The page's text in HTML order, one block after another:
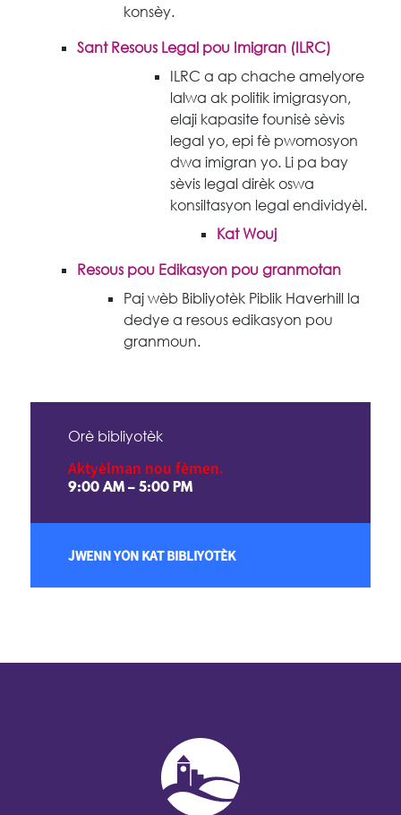
konsèy.
Sant Resous Legal pou Imigran (ILRC)
ILRC a ap chache amelyore
lalwa ak politik imigrasyon,
elaji kapasite founisè sèvis
legal yo, epi fè pwomosyon
dwa imigran yo. Li pa bay
sèvis legal dirèk oswa
konsiltasyon legal endividyèl.
Kat Wouj
Resous pou Edikasyon pou granmotan
Paj wèb Bibliyotèk Piblik Haverhill la
dedye a resous edikasyon pou
granmoun.
Orè bibliyotèk
Aktyèlman nou fèmen.
9:00 AM – 5:00 PM
JWENN YON KAT BIBLIYOTÈK